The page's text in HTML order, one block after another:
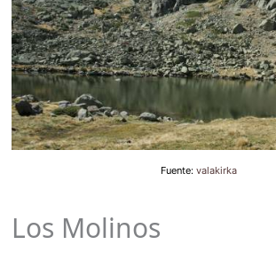
Fuente: valakirka
Los Molinos